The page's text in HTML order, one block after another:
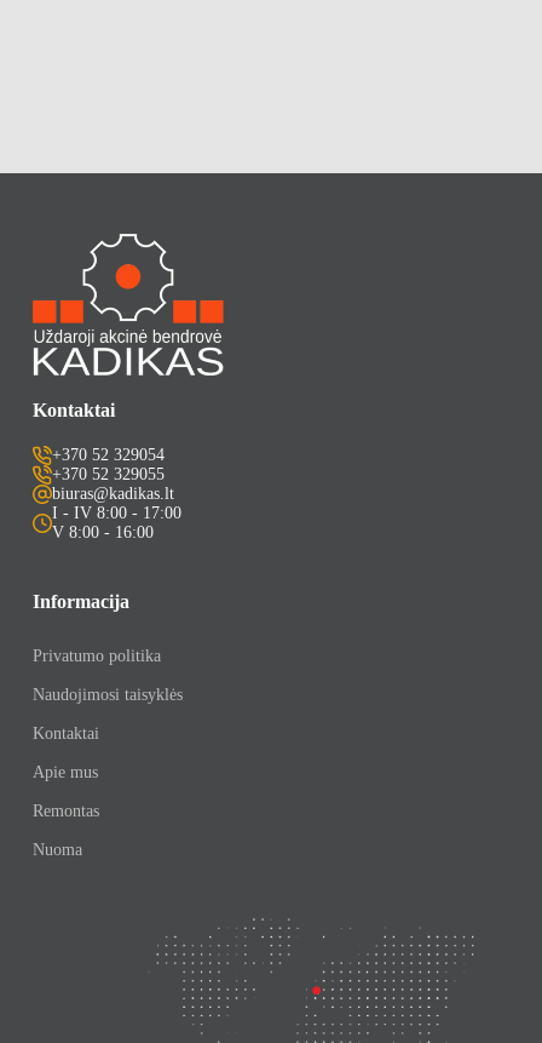
Informacija
Privatumo politika
Naudojimosi taisyklės
Kontaktai
Apie mus
Remontas
Nuoma
Kontaktai
+370 52 329054
+370 52 329055
biuras@kadikas.lt
I - IV 8:00 - 17:00
V 8:00 - 16:00